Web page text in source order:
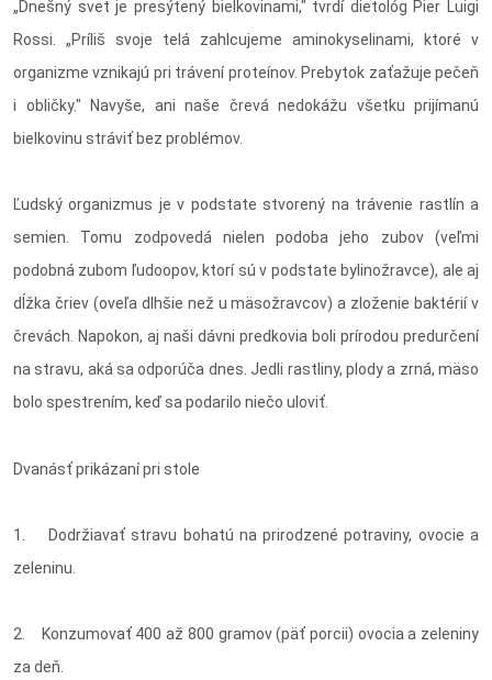
„Dnešný svet je presýtený bielkovinami," tvrdí dietológ Pier Luigi
Rossi. „Príliš svoje telá zahlcujeme aminokyselinami, ktoré v
organizme vznikajú pri trávení proteínov. Prebytok zaťažuje pečeň
i obličky." Navyše, ani naše črevá nedokážu všetku prijímanú
bielkovinu stráviť bez problémov.
Ľudský organizmus je v podstate stvorený na trávenie rastlín a
semien. Tomu zodpovedá nielen podoba jeho zubov (veľmi
podobná zubom ľudoopov, ktorí sú v podstate bylinožravce), ale aj
dĺžka čriev (oveľa dlhšie než u mäsožravcov) a zloženie baktérií v
črevách. Napokon, aj naši dávni predkovia boli prírodou predurčení
na stravu, aká sa odporúča dnes. Jedli rastliny, plody a zrná, mäso
bolo spestrením, keď sa podarilo niečo uloviť.
Dvanásť prikázaní pri stole
1. Dodržiavať stravu bohatú na prirodzené potraviny, ovocie a
zeleninu.
2. Konzumovať 400 až 800 gramov (päť porcii) ovocia a zeleniny
za deň.